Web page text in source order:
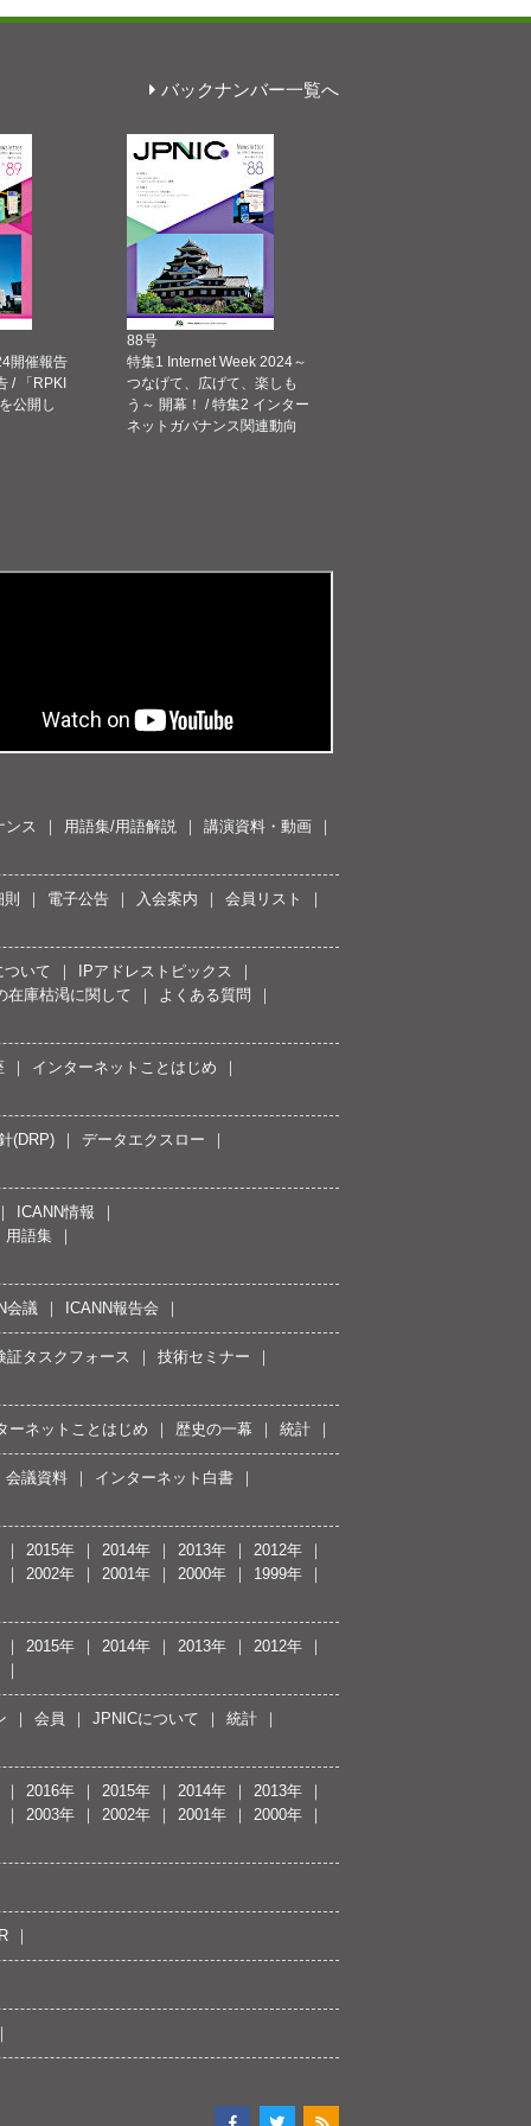
バックナンバー一覧へ
開催報告
/ 「RPKI
公開し
88号
特集1 Internet Week 2024～
つなげて、広げて、楽しも
う～ 開幕！ / 特集2 インター
ネットガバナンス関連動向
ンス 用語集/用語解説
講演資料・動画
電子公告 入会案内
会員リスト
ついて
IPアドレストピックス
在庫枯渇に関して
よくある質問
インターネットことはじめ
(DRP)
データエクスロー
ICANN情報
用語集
会議 ICANN報告会
証タスクフォース
技術セミナー
ーネットことはじめ 歴史の一幕 統計
会議資料
インターネット白書
2015年 2014年 2013年
2012年
2002年 2001年 2000年
1999年
2015年 2014年 2013年
2012年
会員 JPNICについて
統計
2016年 2015年 2014年
2013年
2003年 2002年 2001年
2000年